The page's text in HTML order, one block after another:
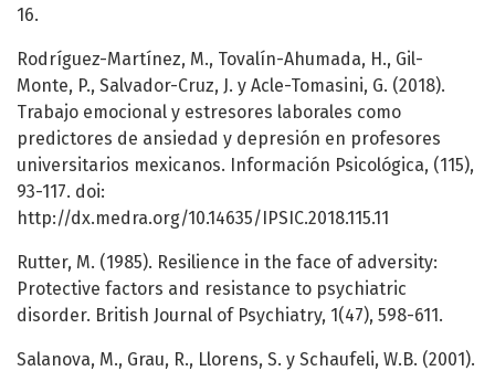
16.
Rodríguez-Martínez, M., Tovalín-Ahumada, H., Gil-
Monte, P., Salvador-Cruz, J. y Acle-Tomasini, G. (2018).
Trabajo emocional y estresores laborales como
predictores de ansiedad y depresión en profesores
universitarios mexicanos. Información Psicológica, (115),
93-117. doi:
http://dx.medra.org/10.14635/IPSIC.2018.115.11
Rutter, M. (1985). Resilience in the face of adversity:
Protective factors and resistance to psychiatric
disorder. British Journal of Psychiatry, 1(47), 598-611.
Salanova, M., Grau, R., Llorens, S. y Schaufeli, W.B. (2001).